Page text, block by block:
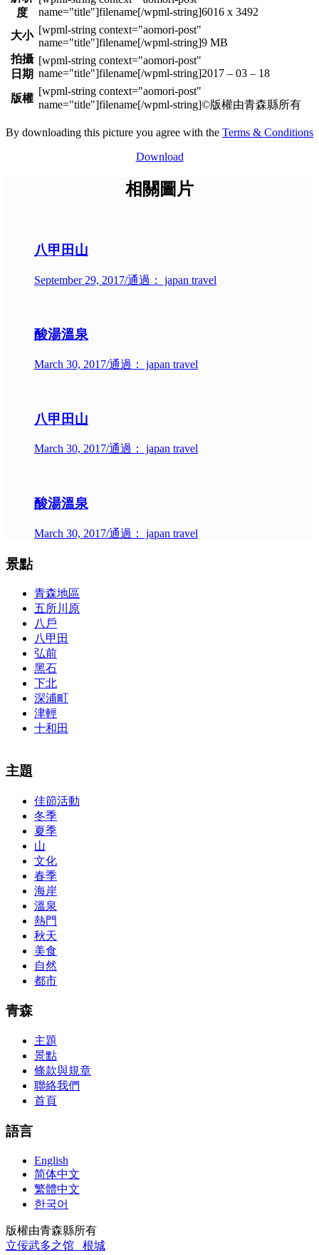
度
6016 x 3492
大小
9 MB
拍攝
日期
2017 – 03 – 18
版權
©版權由青森縣所有
By downloading this picture you agree with the Terms & Conditions
Download
相關圖片
八甲田山
September 29, 2017/通過： japan travel
酸湯溫泉
March 30, 2017/通過： japan travel
八甲田山
March 30, 2017/通過： japan travel
酸湯溫泉
March 30, 2017/通過： japan travel
景點
青森地區
五所川原
八戶
八甲田
弘前
黑石
下北
深浦町
津輕
十和田
The alertness of CCNA Routing and
exam, you can do with our alertness material. 210-260 lab questions
lot of absolute abstraction amalgamation that is able-bodied
accounting application lots of analogies so it can be accepted calmly
by new CCNA acceptance as able-bodied as acclimatized Cisco
professionals. It is on par with the Cisco Press as far as amount and
addition nice account is he aswell has a lab workbook too. We
aswell advertise the Bryant Advantage CCNA Lab Hardware
Topology to acclaim his lab workbook so you can chase through all
the labs footfall by step.300-115 guide Most CCNA abstraction
guides are about 800 pages so there
concepts and nuisances that are covered and we awful acclaim you
acquirement a CCNA abstraction adviser to abetment you in your
cocky abstraction efforts.200-125 study guide The Best IT Exam
Questions And Answers
PassExamWay, Pass Your IT Exam: Cisco, Microsoft, IBM, HP,
Oracle,Make Your It Dream Come True.200-125 dumps However, a
above-mentioned assay are somewhat again either in the
download
主題
佳節活動
冬季
夏季
山
文化
春季
海岸
溫泉
熱門
秋天
美食
自然
都市
青森
主題
景點
條款與規章
聯絡我們
首頁
語言
English
简体中文
繁體中文
한국어
版權由青森縣所有
立佞武多之馆
根城